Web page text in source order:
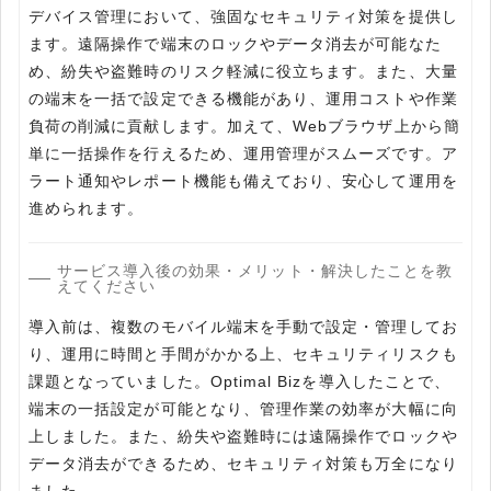
デバイス管理において、強固なセキュリティ対策を提供し
ます。遠隔操作で端末のロックやデータ消去が可能なた
め、紛失や盗難時のリスク軽減に役立ちます。また、大量
の端末を一括で設定できる機能があり、運用コストや作業
負荷の削減に貢献します。加えて、Webブラウザ上から簡
単に一括操作を行えるため、運用管理がスムーズです。ア
ラート通知やレポート機能も備えており、安心して運用を
進められます。
サービス導入後の効果・メリット・解決したことを教
えてください
導入前は、複数のモバイル端末を手動で設定・管理してお
り、運用に時間と手間がかかる上、セキュリティリスクも
課題となっていました。Optimal Bizを導入したことで、
端末の一括設定が可能となり、管理作業の効率が大幅に向
上しました。また、紛失や盗難時には遠隔操作でロックや
データ消去ができるため、セキュリティ対策も万全になり